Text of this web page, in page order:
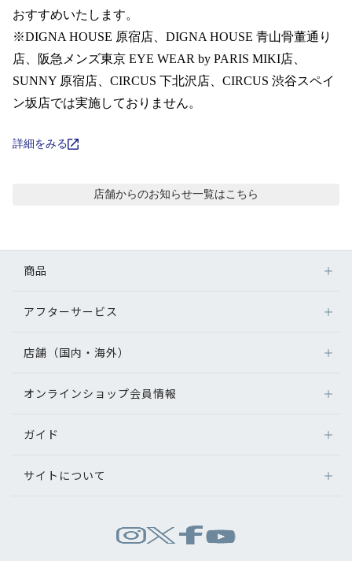
レビュー
ブログ
お知らせ
目のまめちしき
採用情報
おすすめいたします。
※DIGNA HOUSE 原宿店、DIGNA HOUSE 青山骨董通り
店、阪急メンズ東京 EYE WEAR by PARIS MIKI店、
SUNNY 原宿店、CIRCUS 下北沢店、CIRCUS 渋谷スペイ
ン坂店では実施しておりません。
詳細をみる
店舗からのお知らせ一覧はこちら
商品
メガネ
サングラス
補聴器
グッズ・小物
アフターサービス
アフターサービス
メガネの不具合、修理について
補聴器に関するアフターサービス
店舗（国内・海外）
店舗検索
オンラインショップ会員情報
ログイン
ガイド
オンラインショップご利用ガイド
サイトについて